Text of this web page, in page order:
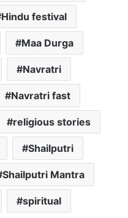
Hindu festival
Maa Durga
Navratri
Navratri fast
religious stories
Shailputri
Shailputri Mantra
spiritual